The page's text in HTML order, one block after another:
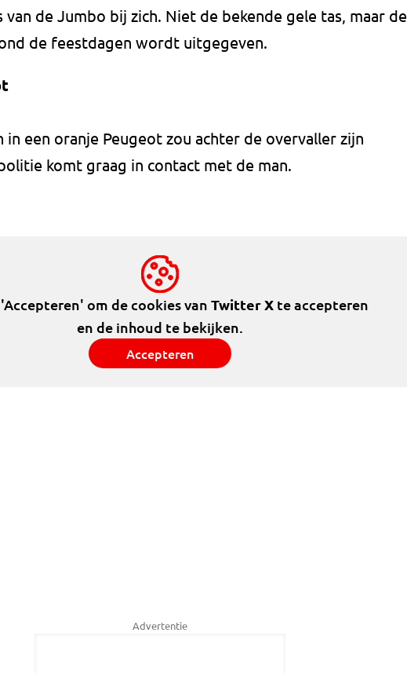
de Jumbo bij zich. Niet de bekende gele tas, maar de
de feestdagen wordt uitgegeven.
in een oranje Peugeot zou achter de overvaller zijn
komt graag in contact met de man.
om de cookies van Twitter Xte accepteren
en de inhoud te bekijken.
Accepteren
Advertentie